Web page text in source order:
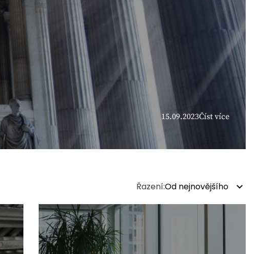
15.09.2023Číst více
Řazení:Od nejnovějšího